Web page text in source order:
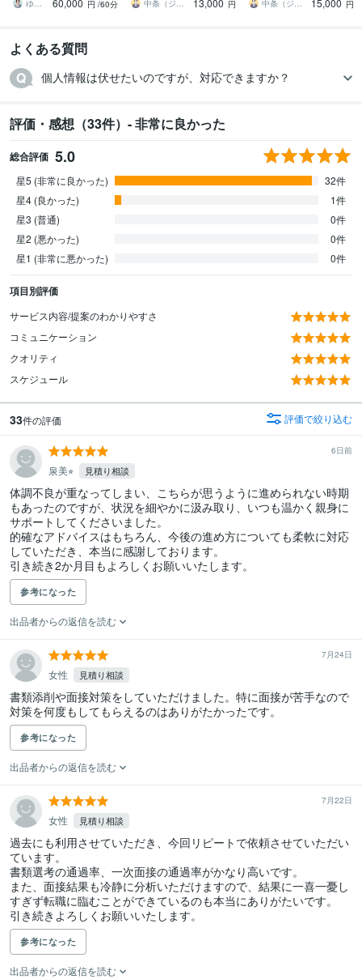
で徹底サポート
ゆきこ 仕事とキャリアの先生 60,000 円 /60分 績2000件突破
中条（ジョインキャリアオフィス） 13,000 円 0件突破 中条（ジョインキャリアオフィス） 15,000 円
よくある質問
個人情報は伏せたいのですが、対応できますか？
評価・感想（33件）- 非常に良かった
総合評価 5.0
星5 (非常に良かった)
32件
星4 (良かった)
1件
星3 (普通)
0件
星2 (悪かった)
0件
星1 (非常に悪かった)
0件
項目別評価
サービス内容/提案のわかりやすさ
コミュニケーション
クオリティ
スケジュール
33件の評価 評価で絞り込む
6日前
泉美⭐︎ 見積り相談
体調不良が重なってしまい、こちらが思うように進められない時期
もあったのですが、状況を細やかに汲み取り、いつも温かく親身に
サポートしてくださいました。
的確なアドバイスはもちろん、今後の進め方についても柔軟に対応
していただき、本当に感謝しております。
引き続き2か月目もよろしくお願いいたします。
参考になった
出品者からの返信を読む
7月24日
女性 見積り相談
書類添削や面接対策をしていただけました。特に面接が苦手なので
対策を何度もしてもらえるのはありがたかったです。
参考になった
出品者からの返信を読む
7月22日
女性 見積り相談
過去にも利用させていただき、今回リピートで依頼させていただい
ています。
書類選考の通過率、一次面接の通過率がかなり高いです。
また、面接結果も冷静に分析いただけますので、結果に一喜一憂し
すぎず転職に臨むことができているのも本当にありがたいです。
引き続きよろしくお願いいたします。
参考になった
出品者からの返信を読む